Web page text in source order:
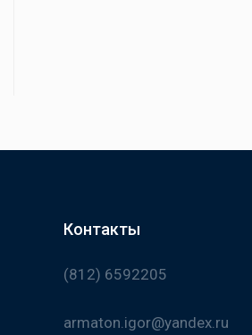
Контакты
(812) 6592205
armaton.igor@yandex.ru